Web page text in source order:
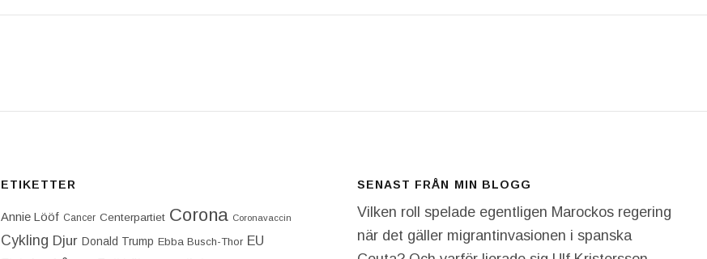
ETIKETTER
Annie Lööf Cancer Centerpartiet‎ Corona Coronavaccin
Cykling Djur Donald Trump Ebba Busch-Thor EU
SENAST FRÅN MIN BLOGG
Vilken roll spelade egentligen Marockos regering
när det gäller migrantinvasionen i spanska